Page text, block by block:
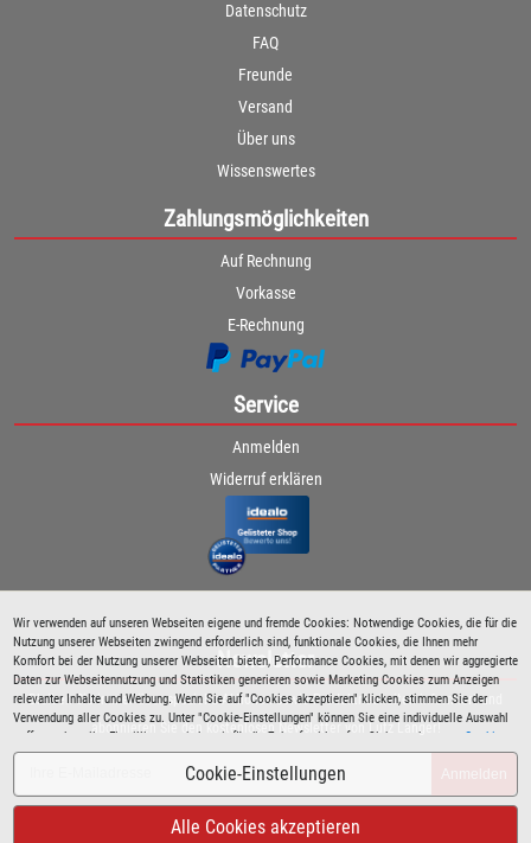
Wir verwenden auf unseren Webseiten eigene und fremde Cookies: Notwendige Cookies, die für die
Nutzung unserer Webseiten zwingend erforderlich sind, funktionale Cookies, die Ihnen mehr
Komfort bei der Nutzung unserer Webseiten bieten, Performance Cookies, mit denen wir aggregierte
Daten zur Webseitennutzung und Statistiken generieren sowie Marketing Cookies zum Anzeigen
relevanter Inhalte und Werbung. Wenn Sie auf "Cookies akzeptieren" klicken, stimmen Sie der
Verwendung aller Cookies zu. Unter "Cookie-Einstellungen" können Sie eine individuelle Auswahl
treffen und erteilte Einwilligungen jederzeit für die Zukunft widerrufen. Siehe auch unsere Cookie
Richtlinie.
Cookie-Einstellungen
Alle Cookies akzeptieren
Datenschutz
FAQ
Freunde
Versand
Über uns
Wissenswertes
Zahlungsmöglichkeiten
Auf Rechnung
Vorkasse
E-Rechnung
Service
Anmelden
Widerruf erklären
Newsletter
Bleiben Sie immer über spezielle Aktionen sowie Produktneuheiten informiert und
abonnieren Sie den kostenlosen Newsletter von Lutz Langer!